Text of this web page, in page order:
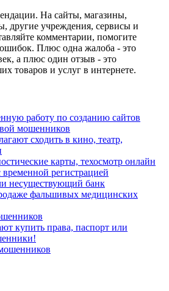
На сайты, магазины,
другие учреждения, сервисы и
комментарии, помогите
Плюс одна жалоба - это
а плюс один отзыв - это
товаров и услуг в интернете.
работу по созданию сайтов
мошенников
сходить в кино, театр,
карты, техосмотр онлайн
регистрацией
несуществующий банк
фальшивых медицинских
купить права, паспорт или